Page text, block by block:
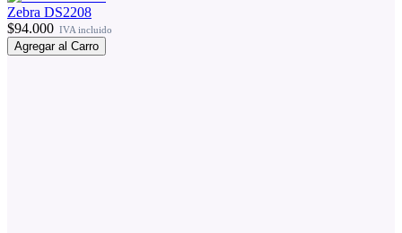
Zebra DS2208
$94.000 IVA incluido
Agregar al Carro